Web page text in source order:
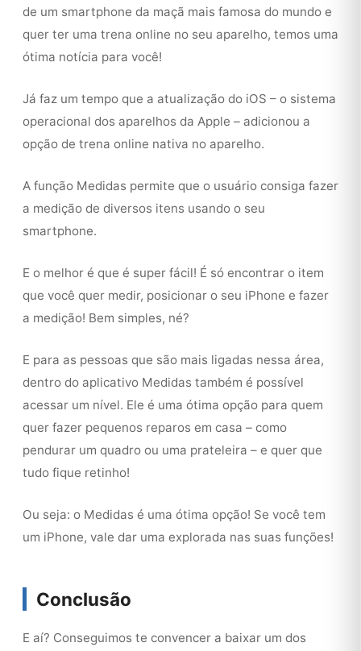
de um smartphone da maçã mais famosa do mundo e
quer ter uma trena online no seu aparelho, temos uma
ótima notícia para você!
Já faz um tempo que a atualização do iOS – o sistema
operacional dos aparelhos da Apple – adicionou a
opção de trena online nativa no aparelho.
A função Medidas permite que o usuário consiga fazer
a medição de diversos itens usando o seu
smartphone.
E o melhor é que é super fácil! É só encontrar o item
que você quer medir, posicionar o seu iPhone e fazer
a medição! Bem simples, né?
E para as pessoas que são mais ligadas nessa área,
dentro do aplicativo Medidas também é possível
acessar um nível. Ele é uma ótima opção para quem
quer fazer pequenos reparos em casa – como
pendurar um quadro ou uma prateleira – e quer que
tudo fique retinho!
Ou seja: o Medidas é uma ótima opção! Se você tem
um iPhone, vale dar uma explorada nas suas funções!
Conclusão
E aí? Conseguimos te convencer a baixar um dos